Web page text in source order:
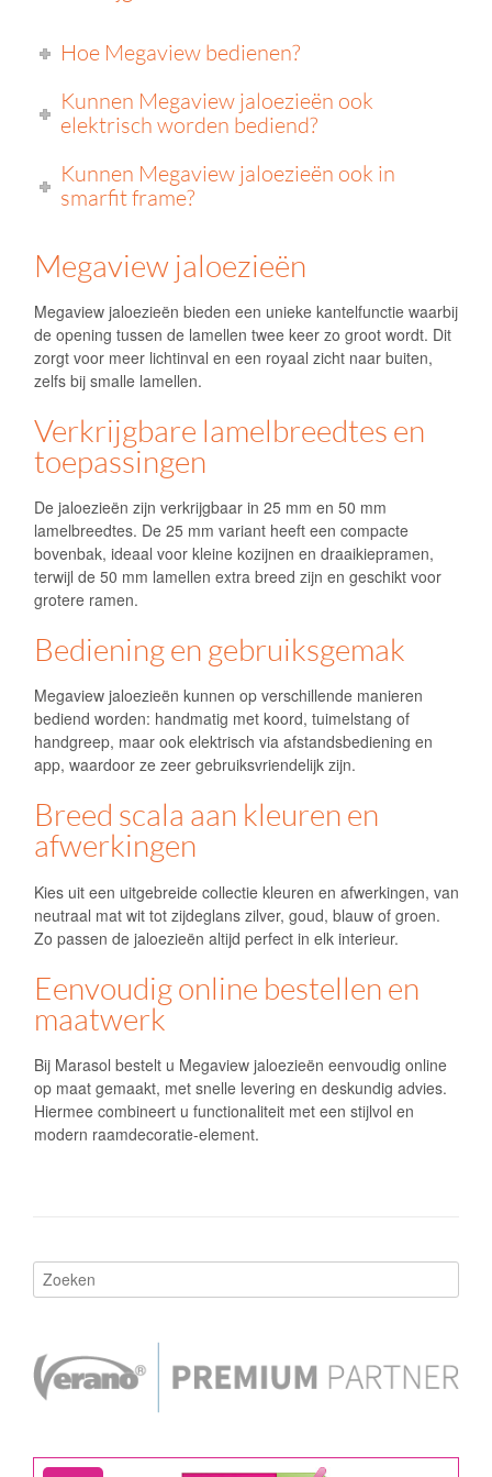
Hoe Megaview bedienen?
Kunnen Megaview jaloezieën ook
elektrisch worden bediend?
Kunnen Megaview jaloezieën ook in
smarfit frame?
Megaview jaloezieën
Megaview jaloezieën bieden een unieke kantelfunctie waarbij
de opening tussen de lamellen twee keer zo groot wordt. Dit
zorgt voor meer lichtinval en een royaal zicht naar buiten,
zelfs bij smalle lamellen.
Verkrijgbare lamelbreedtes en
toepassingen
De jaloezieën zijn verkrijgbaar in 25 mm en 50 mm
lamelbreedtes. De 25 mm variant heeft een compacte
bovenbak, ideaal voor kleine kozijnen en draaikiepramen,
terwijl de 50 mm lamellen extra breed zijn en geschikt voor
grotere ramen.
Bediening en gebruiksgemak
Megaview jaloezieën kunnen op verschillende manieren
bediend worden: handmatig met koord, tuimelstang of
handgreep, maar ook elektrisch via afstandsbediening en
app, waardoor ze zeer gebruiksvriendelijk zijn.
Breed scala aan kleuren en
afwerkingen
Kies uit een uitgebreide collectie kleuren en afwerkingen, van
neutraal mat wit tot zijdeglans zilver, goud, blauw of groen.
Zo passen de jaloezieën altijd perfect in elk interieur.
Eenvoudig online bestellen en
maatwerk
Bij Marasol bestelt u Megaview jaloezieën eenvoudig online
op maat gemaakt, met snelle levering en deskundig advies.
Hiermee combineert u functionaliteit met een stijlvol en
modern raamdecoratie-element.